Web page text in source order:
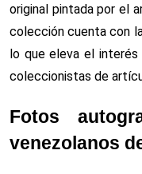
original pintada por el
colección cuenta con
lo que eleva el
coleccionistas de
Fotos
venezolanos